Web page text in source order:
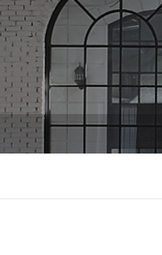
multy
location
cafe
wedding
factory